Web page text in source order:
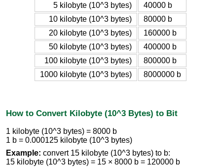
5 kilobyte (10^3 bytes)
40000 b
10 kilobyte (10^3 bytes)
80000 b
20 kilobyte (10^3 bytes)
160000 b
50 kilobyte (10^3 bytes)
400000 b
100 kilobyte (10^3 bytes)
800000 b
1000 kilobyte (10^3 bytes)
8000000 b
How to Convert Kilobyte (10^3 Bytes) to Bit
1 kilobyte (10^3 bytes) = 8000 b
1 b = 0.000125 kilobyte (10^3 bytes)
Example: convert 15 kilobyte (10^3 bytes) to b:
15 kilobyte (10^3 bytes) = 15 × 8000 b = 120000 b